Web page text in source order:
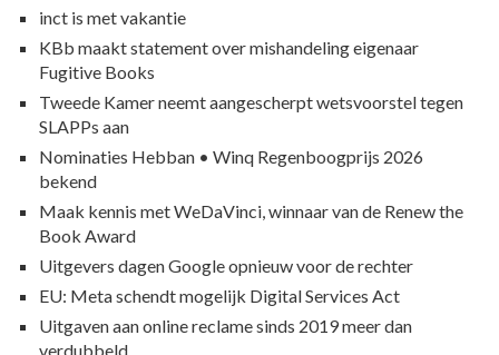
inct is met vakantie
KBb maakt statement over mishandeling eigenaar
Fugitive Books
Tweede Kamer neemt aangescherpt wetsvoorstel tegen
SLAPPs aan
Nominaties Hebban • Winq Regenboogprijs 2026
bekend
Maak kennis met WeDaVinci, winnaar van de Renew the
Book Award
Uitgevers dagen Google opnieuw voor de rechter
EU: Meta schendt mogelijk Digital Services Act
Uitgaven aan online reclame sinds 2019 meer dan
verdubbeld